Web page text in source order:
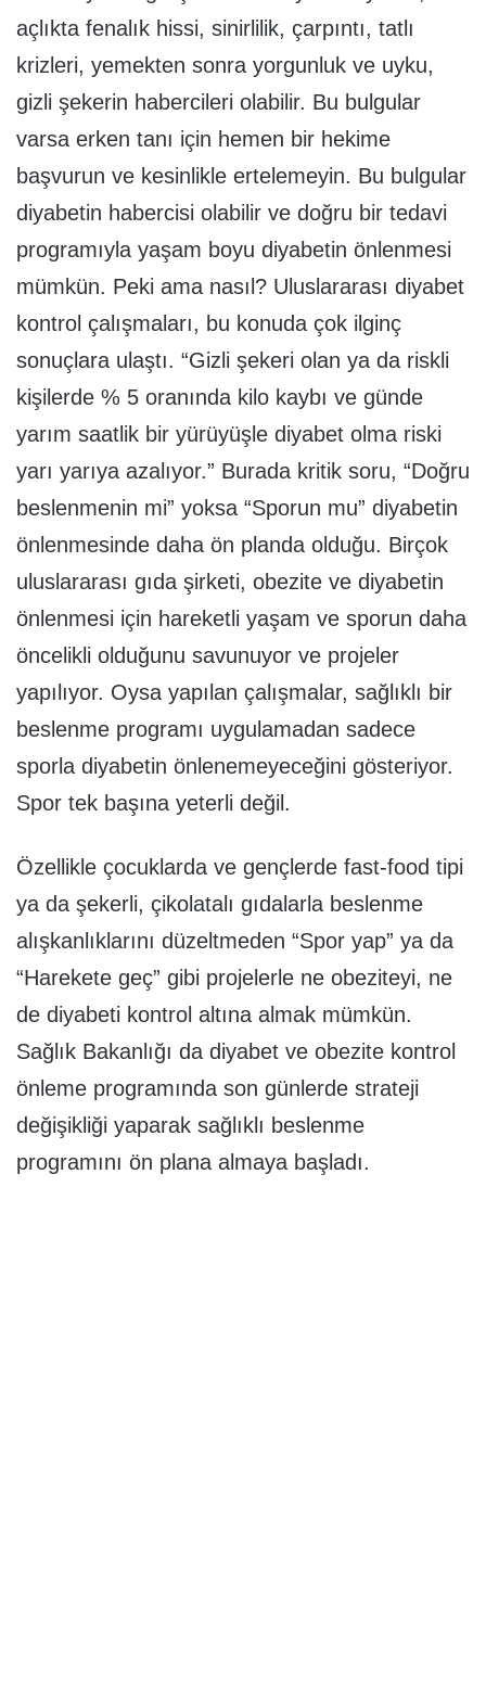
açlıkta fenalık hissi, sinirlilik, çarpıntı, tatlı
krizleri, yemekten sonra yorgunluk ve uyku,
gizli şekerin habercileri olabilir. Bu bulgular
varsa erken tanı için hemen bir hekime
başvurun ve kesinlikle ertelemeyin. Bu bulgular
diyabetin habercisi olabilir ve doğru bir tedavi
programıyla yaşam boyu diyabetin önlenmesi
mümkün. Peki ama nasıl? Uluslararası diyabet
kontrol çalışmaları, bu konuda çok ilginç
sonuçlara ulaştı. “Gizli şekeri olan ya da riskli
kişilerde % 5 oranında kilo kaybı ve günde
yarım saatlik bir yürüyüşle diyabet olma riski
yarı yarıya azalıyor.” Burada kritik soru, “Doğru
beslenmenin mi” yoksa “Sporun mu” diyabetin
önlenmesinde daha ön planda olduğu. Birçok
uluslararası gıda şirketi, obezite ve diyabetin
önlenmesi için hareketli yaşam ve sporun daha
öncelikli olduğunu savunuyor ve projeler
yapılıyor. Oysa yapılan çalışmalar, sağlıklı bir
beslenme programı uygulamadan sadece
sporla diyabetin önlenemeyeceğini gösteriyor.
Spor tek başına yeterli değil.
Özellikle çocuklarda ve gençlerde fast-food tipi
ya da şekerli, çikolatalı gıdalarla beslenme
alışkanlıklarını düzeltmeden “Spor yap” ya da
“Harekete geç” gibi projelerle ne obeziteyi, ne
de diyabeti kontrol altına almak mümkün.
Sağlık Bakanlığı da diyabet ve obezite kontrol
önleme programında son günlerde strateji
değişikliği yaparak sağlıklı beslenme
programını ön plana almaya başladı.